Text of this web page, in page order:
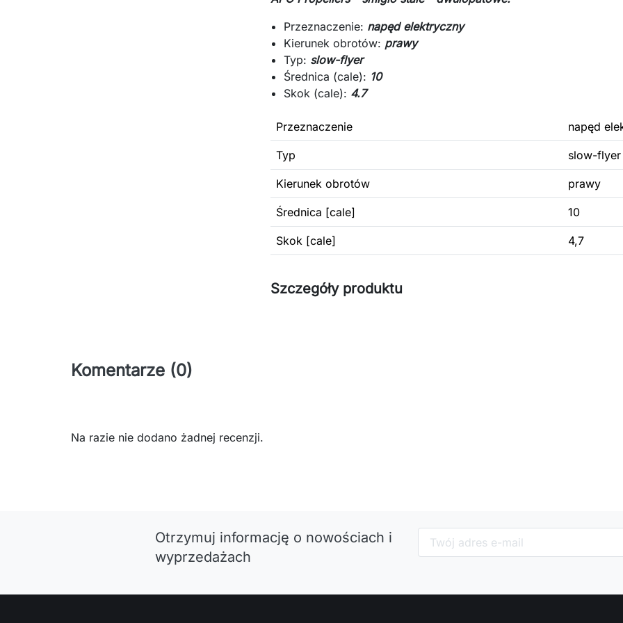
Przeznaczenie: napęd elektryczny
Kierunek obrotów: prawy
Typ: slow-flyer
Średnica (cale): 10
Skok (cale): 4.7
Przeznaczenie napęd
Typ slow-flyer
Kierunek obrotów prawy
Średnica [cale] 10
Skok [cale] 4,7
Szczegóły produktu
Komentarze (0)
Na razie nie dodano żadnej recenzji.
Otrzymuj informację o nowościach i
wyprzedażach